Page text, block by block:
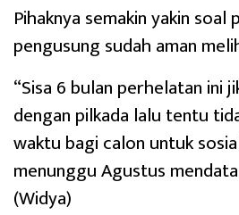
Pihaknya semakin yakin
pengusung sudah aman
“Sisa 6 bulan perhelatan ini
dengan pilkada lalu tentu
waktu bagi calon untuk
menunggu Agustus
(Widya)